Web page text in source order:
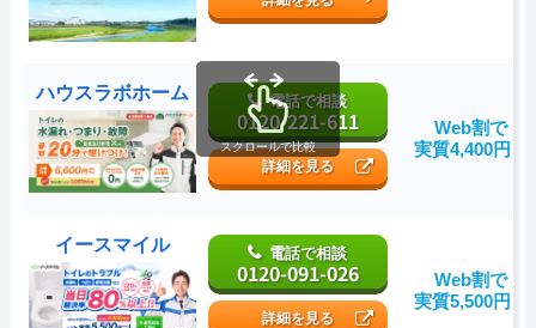
ハウスラボホーム 電話で相談
0120-221-611
詳細を見る
Web割で
実質4,400円～
イースマイル 電話で相談
0120-091-026
詳細を見る
Web割で
実質5,500円～
スクロールで比較